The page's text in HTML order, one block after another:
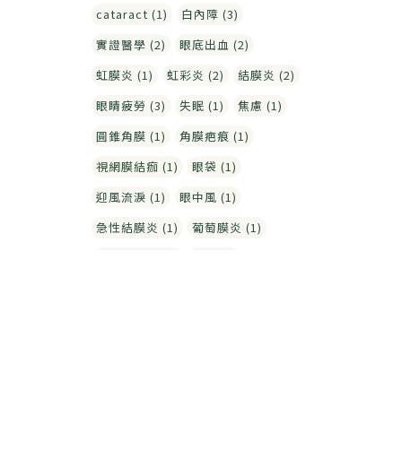
cataract (1)
白內障 (3)
實證醫學 (2)
眼底出血 (2)
虹膜炎 (1)
虹彩炎 (2)
結膜炎 (2)
眼睛疲勞 (3)
失眠 (1)
焦慮 (1)
圓錐角膜 (1)
角膜疤痕 (1)
視網膜結痂 (1)
眼袋 (1)
迎風流淚 (1)
眼中風 (1)
急性結膜炎 (1)
葡萄膜炎 (1)